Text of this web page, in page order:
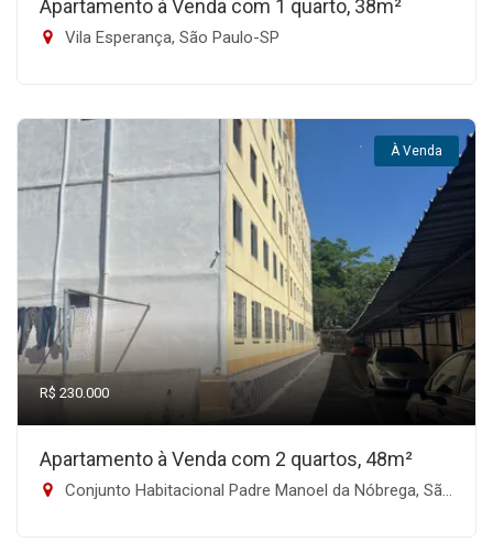
Apartamento à Venda com 1 quarto, 38m²
Vila Esperança, São Paulo-SP
À Venda
R$ 230.000
Apartamento à Venda com 2 quartos, 48m²
Conjunto Habitacional Padre Manoel da Nóbrega, São Paulo-SP